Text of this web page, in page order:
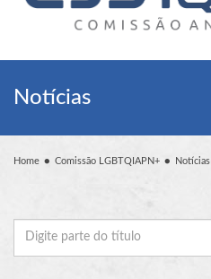
Notícias
Home Comissão LGBTQIAPN+ Notícias
Digite